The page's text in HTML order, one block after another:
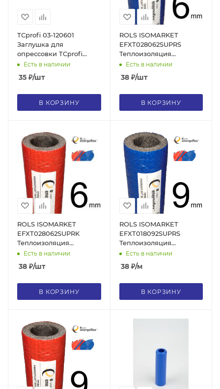
TCprofi 03-120601
Заглушка для
опрессовки TCprofi
пластиковая 1/2" o-ring,
синяя
Есть в наличии
35 ₽/шт
В КОРЗИНУ
ROLS ISOMARKET
EFXT028062SUPRS
Теплоизоляция
Energoflex® Super
СПС28/6, для трубы 25,
толщина стенки 6 мм,
Есть в наличии
38₽/шт
В КОРЗИНУ
ROLS ISOMARKET
EFXT028062SUPRK
Теплоизоляция
Energoflex® Super
Protect СПК28/6, для
трубы 25, толщина
красный
Есть в наличии
38 ₽/шт
В КОРЗИНУ
ROLS ISOMARKET
EFXT018092SUPRS
Теплоизоляция
Energoflex® Super
СПС18/9, для трубы 16,
толщина стенки 9 мм,
Есть в наличии
38₽/м
В КОРЗИНУ